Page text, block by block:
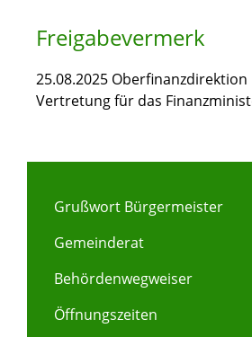
Freigabevermerk
25.08.2025
Vertretung für das
Grußwort Bürgermeister
Gemeinderat
Behördenwegweiser
Öffnungszeiten